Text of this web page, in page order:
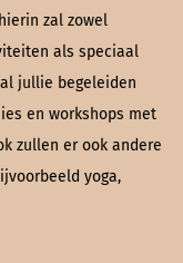
zal zowel
als speciaal
jullie begeleiden
en workshops met
zullen er ook andere
yoga,